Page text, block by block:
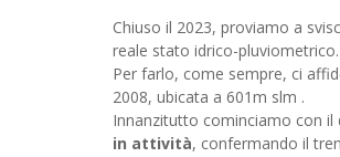
Chiuso il 2023, proviamo a
reale stato idrico-pluviometrico.
Per farlo, come sempre, ci
2008, ubicata a 601m slm .
Innanzitutto cominciamo con il
in attività, confermando il